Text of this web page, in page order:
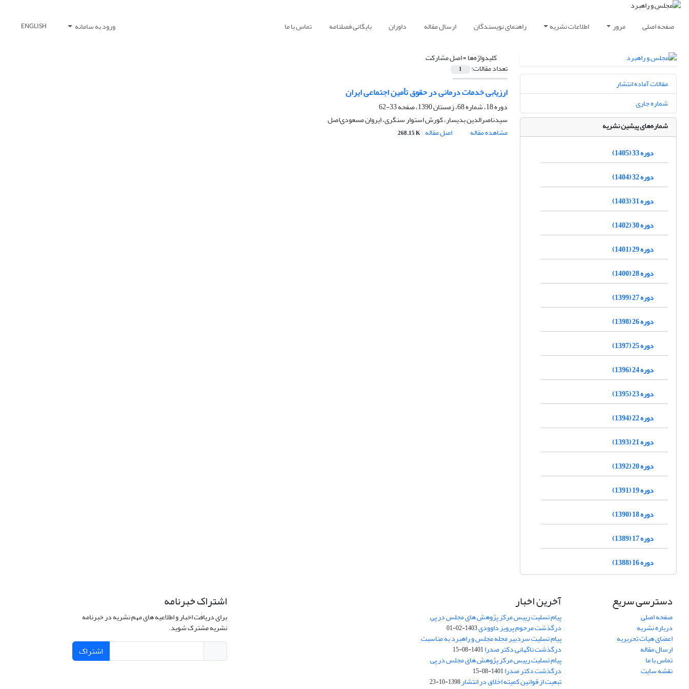
صفحه اصلی مرور اطلاعات نشریه راهنمای نویسندگان ارسال مقاله داوران بایگانی فصلنامه تماس با ما ورود به سامانه ENGLISH
کلیدواژه‌ها =اصل مشارکت
تعداد مقالات: 1
ارزیابی خدمات درمانی در حقوق تأمین اجتماعی ایران
دوره 18، شماره 68، زمستان 1390، صفحه
33-62
سیدناصرالدین بدیسار، کورش استوار سنگری، ایروان مسعودی‌اصل
مشاهده مقاله
اصل مقاله 268.15 K
مقالات آماده انتشار
شماره جاری
شماره‌های پیشین نشریه
دوره 33 (1405)
دوره 32 (1404)
دوره 31 (1403)
دوره 30 (1402)
دوره 29 (1401)
دوره 28 (1400)
دوره 27 (1399)
دوره 26 (1398)
دوره 25 (1397)
دوره 24 (1396)
دوره 23 (1395)
دوره 22 (1394)
دوره 21 (1393)
دوره 20 (1392)
دوره 19 (1391)
دوره 18 (1390)
دوره 17 (1389)
دوره 16 (1388)
دسترسی سریع
صفحه اصلی
درباره نشریه
اعضای هیات تحریریه
ارسال مقاله
تماس با ما
نقشه سایت
آخرین اخبار
پیام تسلیت رییس مرکز پژوهش های مجلس در پی
درگذشت مرحوم پرویز داوودی1403-02-01
پیام تسلیت سردبیر مجله مجلس و راهبرد به مناسبت
درگذشت ناگهانی دکتر صدرا1401-08-15
پیام تسلیت رییس مرکز پژوهش های مجلس در پی
درگذشت دکتر صدرا1401-08-15
تبعیت از قوانین کمیته اخلاق در انتشار1398-10-23
اشتراک خبرنامه
برای دریافت اخبار و اطلاعیه های مهم نشریه در خبرنامه
نشریه مشترک شوید.
اشتراک